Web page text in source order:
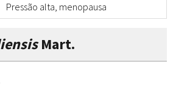
Pressão alta, menopausa
Mart.